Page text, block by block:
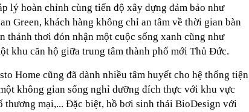
lý hoàn chỉnh cùng tiến độ xây dựng đảm bảo như
Green, khách hàng không chỉ an tâm về thời gian bàn
thảnh thơi đón nhận một cuộc sống xanh cũng như
khu căn hộ giữa trung tâm thành phố mới Thủ Đức.
Home cũng đã dành nhiều tâm huyết cho hệ thống tiện
không gian sống nghỉ dưỡng đích thực với khu vực
thương mại,... Đặc biệt, hồ bơi sinh thái BioDesign với